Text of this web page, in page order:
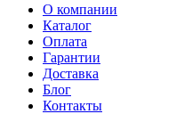
О компании
Каталог
Оплата
Гарантии
Доставка
Блог
Контакты